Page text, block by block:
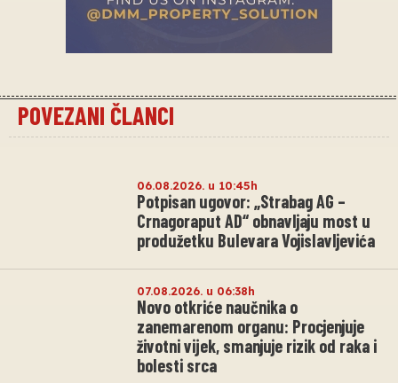
POVEZANI ČLANCI
06.08.2026. u 10:45h
Potpisan ugovor: „Strabag AG –
Crnagoraput AD“ obnavljaju most u
produžetku Bulevara Vojislavljevića
07.08.2026. u 06:38h
Novo otkriće naučnika o
zanemarenom organu: Procjenjuje
životni vijek, smanjuje rizik od raka i
bolesti srca